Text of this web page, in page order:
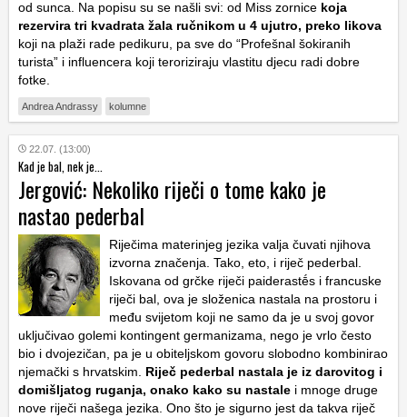
od sunca. Na popisu su se našli svi: od Miss zornice koja
rezervira tri kvadrata žala ručnikom u 4 ujutro, preko likova
koji na plaži rade pedikuru, pa sve do “Profešnal šokiranih
turista” i influencera koji teroriziraju vlastitu djecu radi dobre
fotke.
Andrea Andrassy kolumne
22.07. (13:00)
Kad je bal, nek je...
Jergović: Nekoliko riječi o tome kako je
nastao pederbal
Riječima materinjeg jezika valja čuvati njihova
izvorna značenja. Tako, eto, i riječ pederbal.
Iskovana od grčke riječi paiderastḗs i francuske
riječi bal, ova je složenica nastala na prostoru i
među svijetom koji ne samo da je u svoj govor
uključivao golemi kontingent germanizama, nego je vrlo često
bio i dvojezičan, pa je u obiteljskom govoru slobodno kombinirao
njemački s hrvatskim. Riječ pederbal nastala je iz darovitog i
domišljatog ruganja, onako kako su nastale i mnoge druge
nove riječi našega jezika. Ono što je sigurno jest da takva riječ